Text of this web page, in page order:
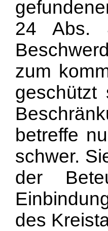
24 Abs.
zum
geschützt
betreffe
schwer.
der
des